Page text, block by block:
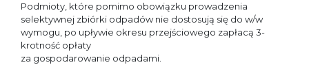
Podmioty, które pomimo obowiązku prowadzenia
selektywnej zbiórki odpadów nie dostosują się do w/w
wymogu, po upływie okresu przejściowego zapłacą 3-
krotność opłaty
za gospodarowanie odpadami.